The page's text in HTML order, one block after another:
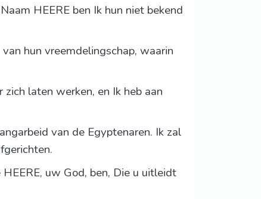
HEERE ben Ik hun niet bekend
hun vreemdelingschap, waarin
laten werken, en Ik heb aan
van de Egyptenaren. Ik zal
uw God, ben, Die u uitleidt